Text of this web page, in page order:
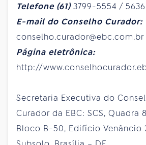
Telefone (61) 3799-5554 / 5636
E-mail do Conselho Curador:
conselho.curador@ebc.com.br
Página eletrônica:
http://
Secretaria Executiva do
Curador da EBC: SCS, Quadra
Bloco B-50, Edifício Venâncio